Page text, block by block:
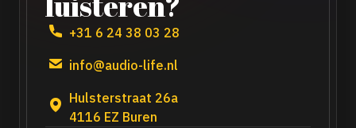
+31 6 24 38 03 28
info@audio-life.nl
Hulsterstraat 26a
4116 EZ Buren